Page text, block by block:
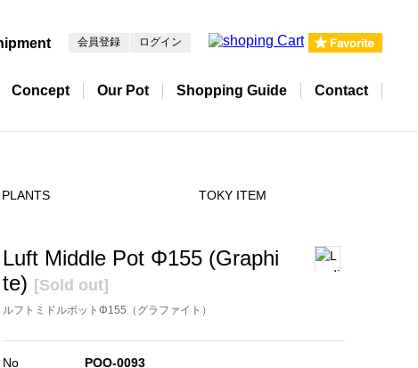
会員登録 ログイン
Concept Our Pot Shopping Guide Contact
PLANTS TOKY ITEM
Luft Middle Pot Φ155 (Graphi
te) [Sold out]
ルフトミドルポットΦ155（グラファイト）
No POO-0093